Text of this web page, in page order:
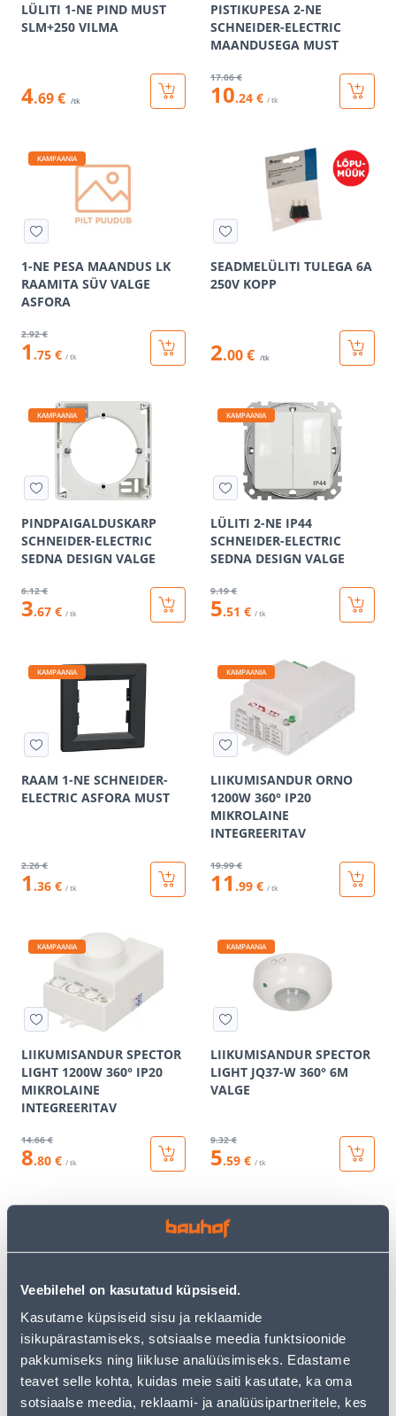
Veebilehel on kasutatud küpsiseid.
Kasutame küpsiseid sisu ja reklaamide
isikupärastamiseks, sotsiaalse meedia funktsioonide
pakkumiseks ning liikluse analüüsimiseks. Edastame
teavet selle kohta, kuidas meie saiti kasutate, ka oma
sotsiaalse meedia, reklaami- ja analüüsipartneritele, kes
LÜLITI 1-NE PIND MUST
SLM+250 VILMA
4.69 € /tk
PISTIKUPESA 2-NE
SCHNEIDER-ELECTRIC
MAANDUSEGA MUST
17.06 €
10.24 € / tk
KAMPAANIA
1-NE PESA MAANDUS LK
RAAMITA SÜV VALGE
ASFORA
2.92 €
1 .75 € / tk
SEADMELÜLITI TULEGA 6A
250V KOPP
2.00 € /tk
KAMPAANIA
PINDPAIGALDUSKARP
SCHNEIDER-ELECTRIC
SEDNA DESIGN VALGE
6.12 €
3.67 € / tk
KAMPAANIA
LÜLITI 2-NE IP44
SCHNEIDER-ELECTRIC
SEDNA DESIGN VALGE
9.19 €
5.51 € / tk
KAMPAANIA
RAAM 1-NE SCHNEIDER-
ELECTRIC ASFORA MUST
2.26 €
1 .36 € / tk
KAMPAANIA
LIIKUMISANDUR ORNO
1200W 360° IP20
MIKROLAINE
INTEGREERITAV
19.99 €
11 .99 € / tk
KAMPAANIA
LIIKUMISANDUR SPECTOR
LIGHT 1200W 360° IP20
MIKROLAINE
INTEGREERITAV
14.66 €
8.80 € / tk
KAMPAANIA
LIIKUMISANDUR SPECTOR
LIGHT JQ37-W 360° 6M
VALGE
9.32 €
5.59 € / tk
LIIKUMISANDUR SPECTOR
LIGHT JQ37-B 360° 6M
MUST
.32 €
KAMPAANIA
LIGHT 241-W 360° 8M
VALGE
.46 €